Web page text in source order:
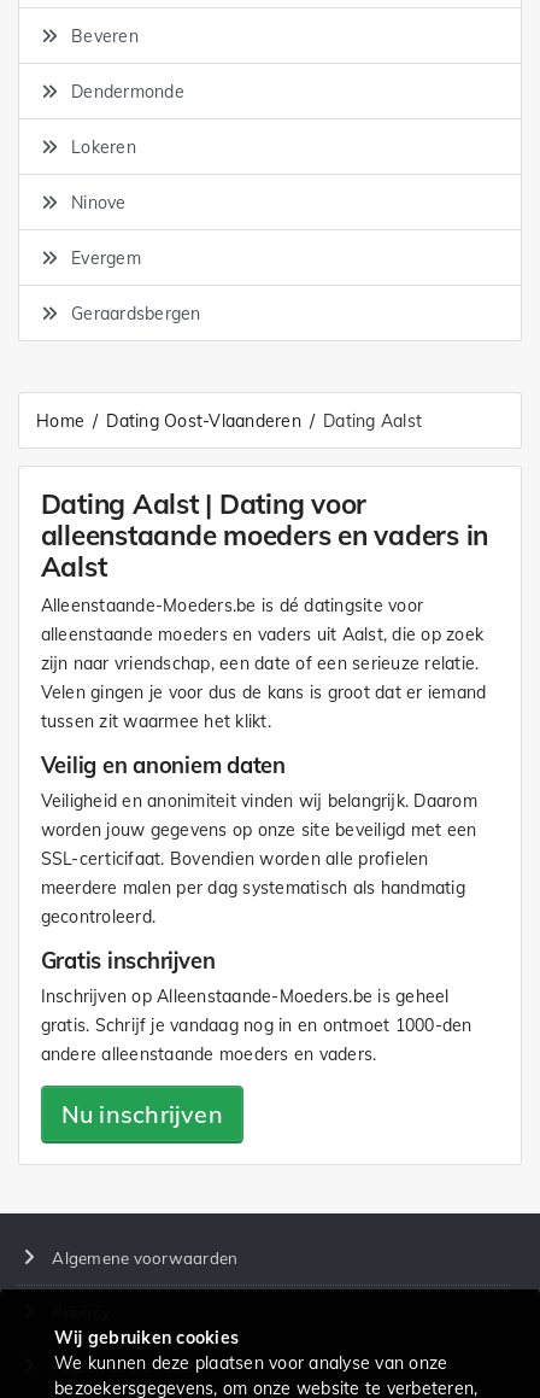
Beveren
Dendermonde
Lokeren
Ninove
Evergem
Geraardsbergen
Home Dating Oost-Vlaanderen Dating Aalst
Dating Aalst | Dating voor
alleenstaande moeders en vaders in
Aalst
Alleenstaande-Moeders.be is dé datingsite voor
alleenstaande moeders en vaders uit Aalst, die op zoek
zijn naar vriendschap, een date of een serieuze relatie.
Velen gingen je voor dus de kans is groot dat er iemand
tussen zit waarmee het klikt.
Veilig en anoniem daten
Veiligheid en anonimiteit vinden wij belangrijk. Daarom
worden jouw gegevens op onze site beveiligd met een
SSL-certicifaat. Bovendien worden alle profielen
meerdere malen per dag systematisch als handmatig
gecontroleerd.
Gratis inschrijven
Inschrijven op Alleenstaande-Moeders.be is geheel
gratis. Schrijf je vandaag nog in en ontmoet 1000-den
andere alleenstaande moeders en vaders.
Nu inschrijven
Algemene voorwaarden
Prijzen en diensten
Wij gebruiken cookies
We kunnen deze plaatsen voor analyse van onze
bezoekersgegevens, om onze website te verbeteren,